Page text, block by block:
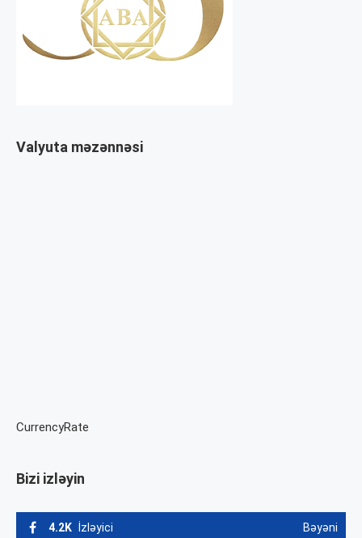
Valyuta məzənnəsi
CurrencyRate
Bizi izləyin
4.2K İzləyici Bəyəni